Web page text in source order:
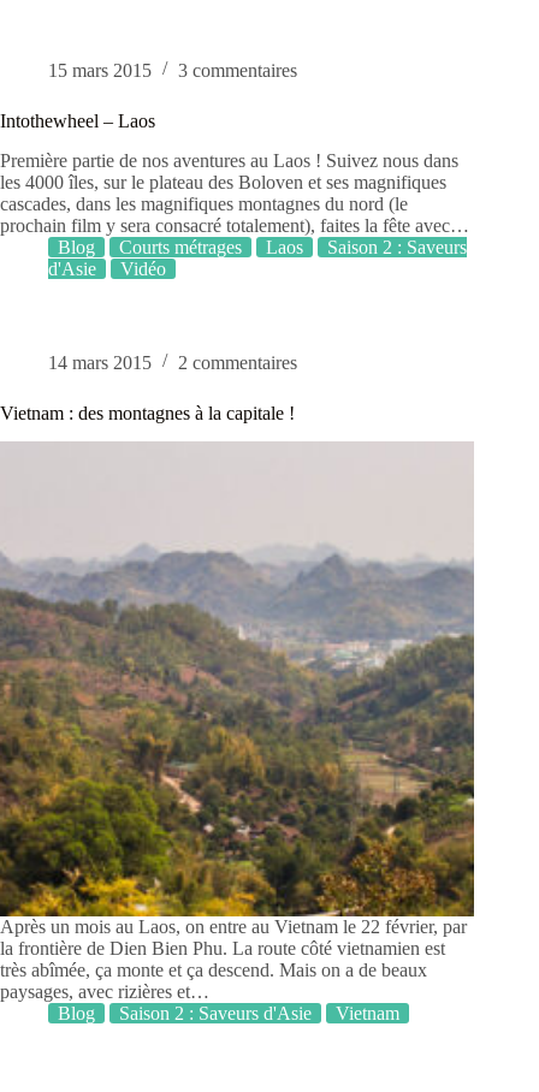
15 mars 2015 3 commentaires
Intothewheel – Laos
Première partie de nos aventures au Laos ! Suivez nous dans
les 4000 îles, sur le plateau des Boloven et ses magnifiques
cascades, dans les magnifiques montagnes du nord (le
prochain film y sera consacré totalement), faites la fête avec…
Blog
Courts métrages Laos
Saison 2 : Saveurs
d'Asie
Vidéo
14 mars 2015 2 commentaires
Vietnam : des montagnes à la capitale !
Après un mois au Laos, on entre au Vietnam le 22 février, par
la frontière de Dien Bien Phu. La route côté vietnamien est
très abîmée, ça monte et ça descend. Mais on a de beaux
paysages, avec rizières et…
Blog
Saison 2 : Saveurs d'Asie Vietnam